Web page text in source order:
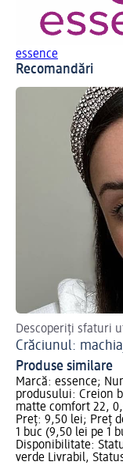
essence
Recomandări
Descoperiți sfaturi
Crăciunul:
Produse similare
Marcă: essence;
produsului: Creion
matte comfort 22,
Preț: 9,50 lei; Preț
1 buc (9,50 lei pe 1
Disponibilitate:
verde Livrabil,